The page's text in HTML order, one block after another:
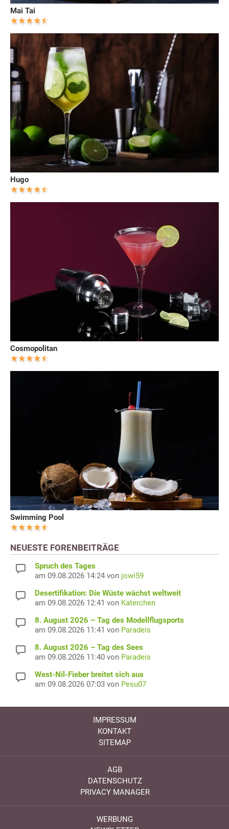
Mai Tai
Hugo
Cosmopolitan
Swimming Pool
NEUESTE FORENBEITRÄGE
Spruch des Tages
am 09.08.2026 14:24 von jowi59
Desertifikation: Die Wüste wächst weltweit
am 09.08.2026 12:41 von Katerchen
8. August 2026 – Tag des Modellflugsports
am 09.08.2026 11:41 von Paradeis
8. August 2026 – Tag des Sees
am 09.08.2026 11:40 von Paradeis
West-Nil-Fieber breitet sich aus
am 09.08.2026 07:03 von Pesu07
IMPRESSUM
KONTAKT
SITEMAP
AGB
DATENSCHUTZ
PRIVACY MANAGER
WERBUNG